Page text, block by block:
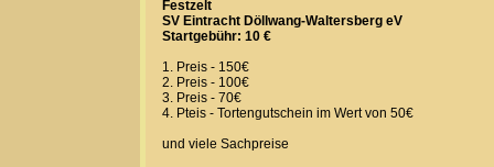
Festzelt
SV Eintracht Döllwang-Waltersberg eV
Startgebühr: 10 €
1. Preis - 150€
2. Preis - 100€
3. Preis - 70€
4. Pteis - Tortengutschein im Wert von 50€
und viele Sachpreise